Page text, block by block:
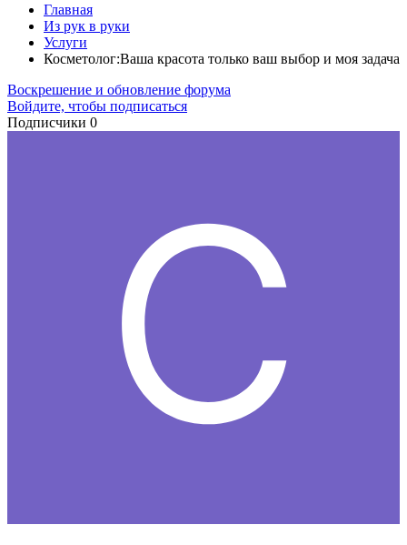
Главная
Из рук в руки
Услуги
Косметолог:Ваша красота только ваш выбор и моя задача
Воскрешение и обновление форума
Войдите, чтобы подписаться
Подписчики 0